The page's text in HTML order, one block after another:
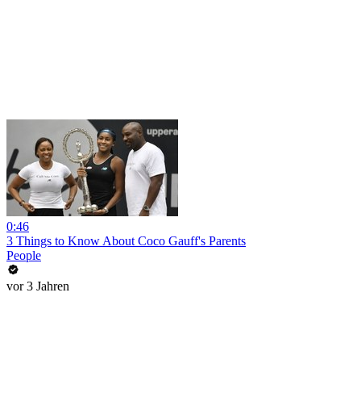
0:46
3 Things to Know About Coco Gauff's Parents
People
vor 3 Jahren